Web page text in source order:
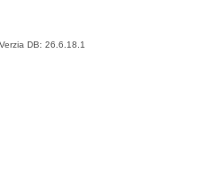
DB: 26.6.18.1